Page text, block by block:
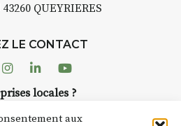
aux
43260 QUEYRIERES
LE CONTACT
Instagram
LinkedinYoutube
locales ?